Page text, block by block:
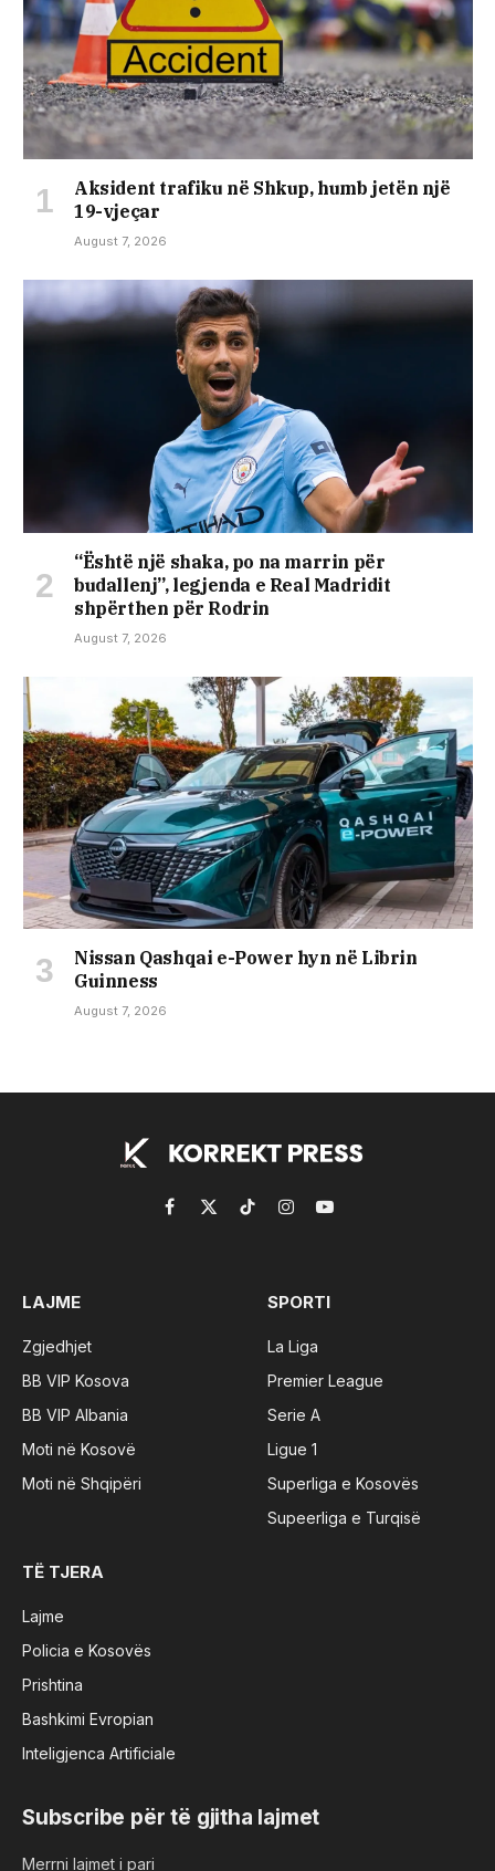
Aksident trafiku në Shkup, humb jetën një
19-vjeçar
August 7, 2026
“Është një shaka, po na marrin për
budallenj”, legjenda e Real Madridit
shpërthen për Rodrin
August 7, 2026
Nissan Qashqai e-Power hyn në Librin
Guinness
August 7, 2026
Facebook
X
TikTokInstagramYouTube
LAJME
Zgjedhjet
BB VIP Kosova
BB VIP Albania
Moti në Kosovë
Moti në Shqipëri
SPORTI
La Liga
Premier League
Serie A
Ligue 1
Superliga e Kosovës
Supeerliga e Turqisë
TË TJERA
Lajme
Policia e Kosovës
Prishtina
Bashkimi Evropian
Inteligjenca Artificiale
Subscribe për të gjitha lajmet
Merrni lajmet i pari